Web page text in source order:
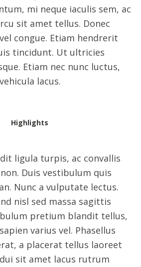
mi neque iaculis sem, ac
sit amet tellus. Donec
congue. Etiam hendrerit
tincidunt. Ut ultricies
Etiam nec nunc luctus,
lacus.
Highlights
ligula turpis, ac convallis
Duis vestibulum quis
Nunc a vulputate lectus.
nisl sed massa sagittis
pretium blandit tellus,
varius vel. Phasellus
a placerat tellus laoreet
sit amet lacus rutrum